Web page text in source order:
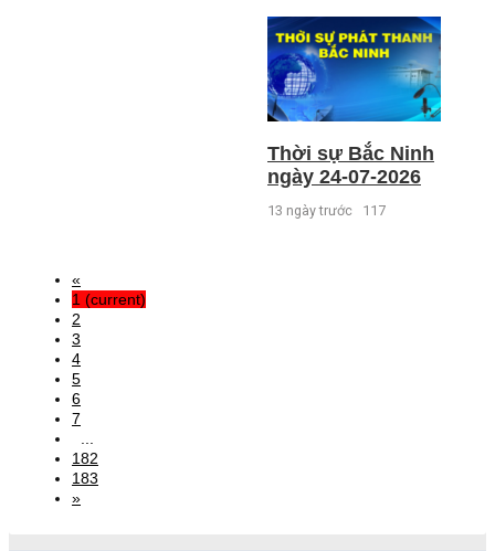
Thời sự Bắc Ninh
ngày 24-07-2026
13 ngày trước 117
«
1 (current)
2
3
4
5
6
7
182
183
»